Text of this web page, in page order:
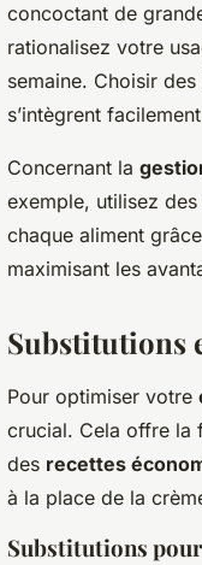
concoctant de
rationalisez votre
semaine. Choisir
s’intègrent
Concernant la
exemple, utilisez
chaque aliment
maximisant les
Substitutions
Pour optimiser votre
crucial. Cela offre la
des recettes
à la place de la
Substitutions